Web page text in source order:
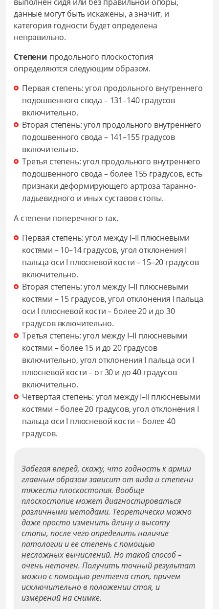
данные могут быть искажены, а значит, и
категория годности будет определена
неправильно.
Степени продольного плоскостопия
определяются следующим образом.
Первая степень: угол продольного внутреннего
подошвенного свода – 131–140 градусов
включительно.
Вторая степень: угол продольного внутреннего
подошвенного свода – 141–155 градусов
включительно.
Третья степень: угол продольного внутреннего
подошвенного свода – более 155 градусов, есть
признаки деформирующего артроза таранно-
ладьевидного и иных суставов стопы.
А степени поперечного так.
Первая степень: угол между I–II плюсневыми
костями – 10–14 градусов, угол отклонения I
пальца оси I плюсневой кости – 15–20 градусов
включительно.
Вторая степень: угол между I–II плюсневыми
костями – 15 градусов, угол отклонения I пальца
оси I плюсневой кости – более 20 и до 30
градусов включительно.
Третья степень: угол между I–II плюсневыми
костями – более 15 и до 20 градусов
включительно, угол отклонения I пальца оси I
плюсневой кости – от 30 и до 40 градусов
включительно.
Четвертая степень: угол между I–II плюсневыми
костями – более 20 градусов, угол отклонения I
пальца оси I плюсневой кости – более 40
градусов.
Забегая вперед, скажу, что годность к армии
главным образом зависит от вида и степени
тяжести плоскостопия. Вообще
плоскостопие может диагностироваться
различными методами. Теоретически можно
даже просто изменить длину и высоту
стопы, после чего определить наличие
патологии и ее степень с помощью
несложных вычислений. Но такой способ –
очень неточен. Получить точный результат
можно с помощью рентгена стоп, причем
исключительно в положении стоя, и
измерений на снимке.